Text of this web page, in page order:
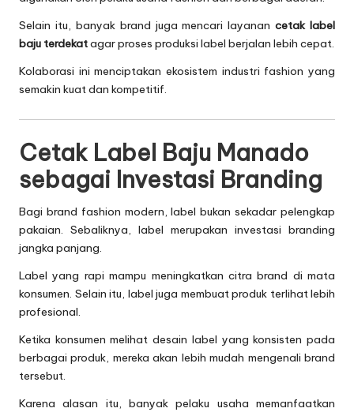
Selain itu, banyak brand juga mencari layanancetak label
baju terdekatagar proses produksi label berjalan lebih cepat.
Kolaborasi ini menciptakan ekosistem industri fashion yang
semakin kuat dan kompetitif.
Cetak Label Baju Manado
sebagai Investasi Branding
Bagi brand fashion modern, label bukan sekadar pelengkap
pakaian. Sebaliknya, label merupakan investasi branding
jangka panjang.
Label yang rapi mampu meningkatkan citra brand di mata
konsumen. Selain itu, label juga membuat produk terlihat lebih
profesional.
Ketika konsumen melihat desain label yang konsisten pada
berbagai produk, mereka akan lebih mudah mengenali brand
tersebut.
Karena alasan itu, banyak pelaku usaha memanfaatkan